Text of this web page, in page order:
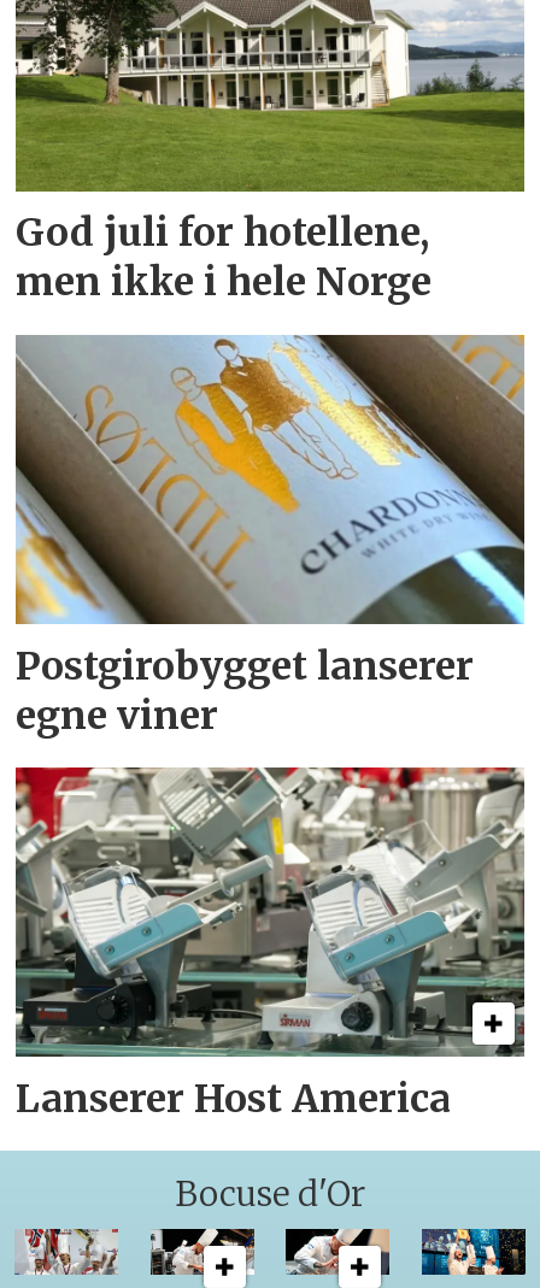
God juli for hotellene,
men ikke i hele Norge
Postgirobygget lanserer
egne viner
Lanserer Host America
Bocuse d'Or